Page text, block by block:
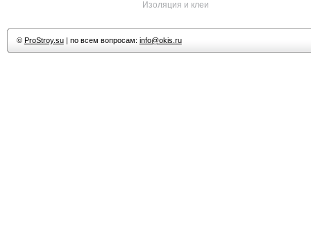
Изоляция и клеи
© ProStroy.su| по всем вопросам: info@okis.ru